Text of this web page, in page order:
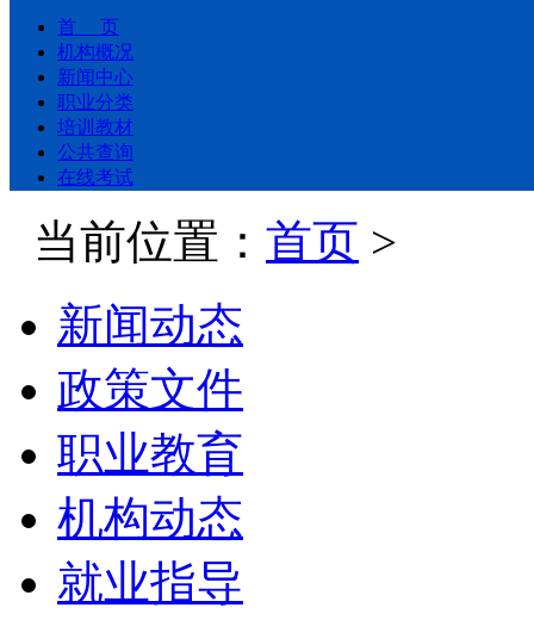
首 页
机构概况
新闻中心
职业分类
培训教材
公共查询
在线考试
当前位置： 首页 >
新闻动态
政策文件
职业教育
机构动态
就业指导